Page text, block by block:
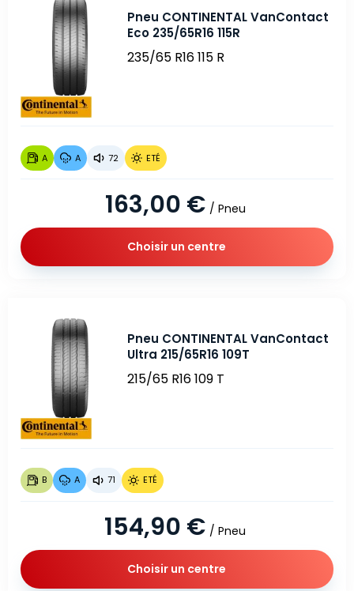
Pneu CONTINENTAL VanContact
Eco 235/65R16 115R
235/65 R16 115 R
A A 72 ETÉ
163,00 € / Pneu
Choisir un centre
Pneu CONTINENTAL VanContact
Ultra 215/65R16 109T
215/65 R16 109 T
B A 71 ETÉ
154,90 € / Pneu
Choisir un centre